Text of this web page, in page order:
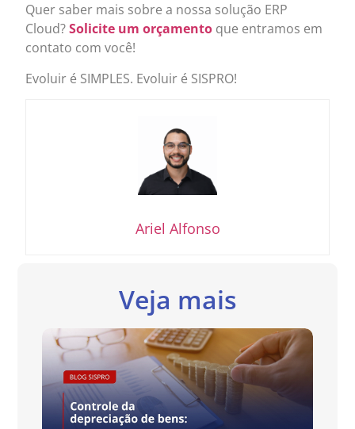
Quer saber mais sobre a nossa solução ERP
Cloud?Solicite um orçamento que entramos em
contato com você!
Evoluir é SIMPLES. Evoluir é SISPRO!
Ariel Alfonso
Veja mais